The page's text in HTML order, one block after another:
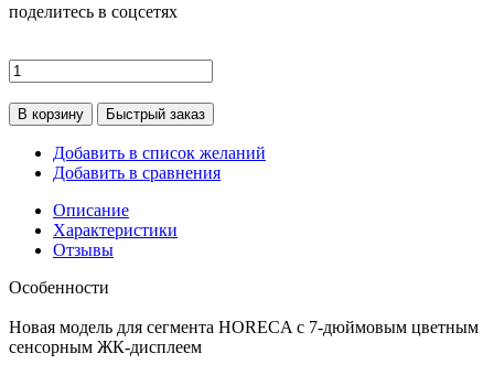
поделитесь в соцсетях
В корзину Быстрый заказ
Добавить в список желаний
Добавить в сравнения
Описание
Характеристики
Отзывы
Особенности
Новая модель для сегмента HORECA с 7-дюймовым цветным
сенсорным ЖК-дисплеем